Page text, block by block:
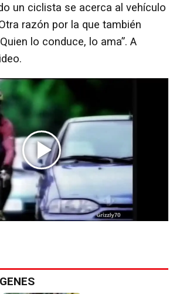
un ciclista se acerca al vehículo
razón por la que también
lo conduce, lo ama”. A